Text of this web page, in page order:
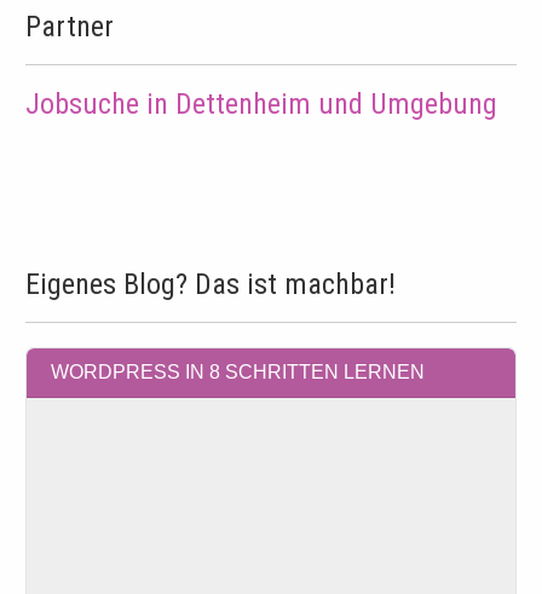
Partner
Jobsuche in Dettenheim und Umgebung
Eigenes Blog? Das ist machbar!
WORDPRESS IN 8 SCHRITTEN LERNEN